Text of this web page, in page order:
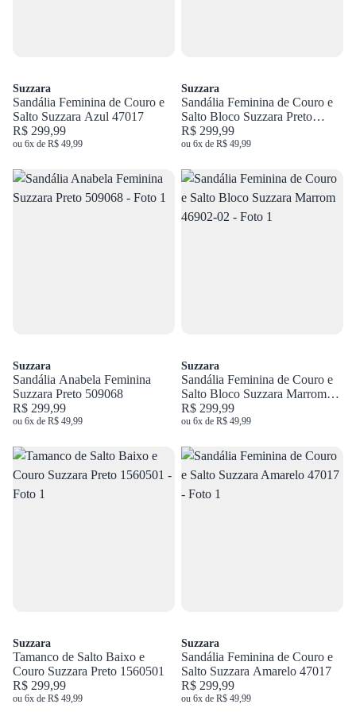
Suzzara
Sandália Feminina de Couro e
Salto Suzzara Azul 47017
R$ 299,99
ou 6x de R$ 49,99
Suzzara
Sandália Feminina de Couro e
Salto Bloco Suzzara Preto
46902-02
R$ 299,99
ou 6x de R$ 49,99
Suzzara
Sandália Anabela Feminina
Suzzara Preto 509068
R$ 299,99
ou 6x de R$ 49,99
Suzzara
Sandália Feminina de Couro e
Salto Bloco Suzzara Marrom
46902-02
R$ 299,99
ou 6x de R$ 49,99
Suzzara
Tamanco de Salto Baixo e
Couro Suzzara Preto 1560501
R$ 299,99
ou 6x de R$ 49,99
Suzzara
Sandália Feminina de Couro e
Salto Suzzara Amarelo 47017
R$ 299,99
ou 6x de R$ 49,99